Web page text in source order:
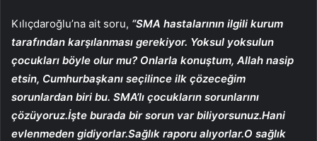
Kılıçdaroğlu’na ait soru, “SMA hastalarının ilgili kurum
tarafından karşılanması gerekiyor. Yoksul yoksulun
çocukları böyle olur mu? Onlarla konuştum, Allah nasip
etsin, Cumhurbaşkanı seçilince ilk çözeceğim
sorunlardan biri bu. SMA’lı çocukların sorunlarını
çözüyoruz.İşte burada bir sorun var biliyorsunuz.Hani
evlenmeden gidiyorlar.Sağlık raporu alıyorlar.O sağlık